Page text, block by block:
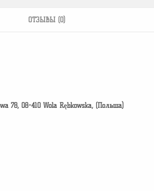
ОТЗЫВЫ (0)
78, 08-410 Wola Rębkowska, (Польша)